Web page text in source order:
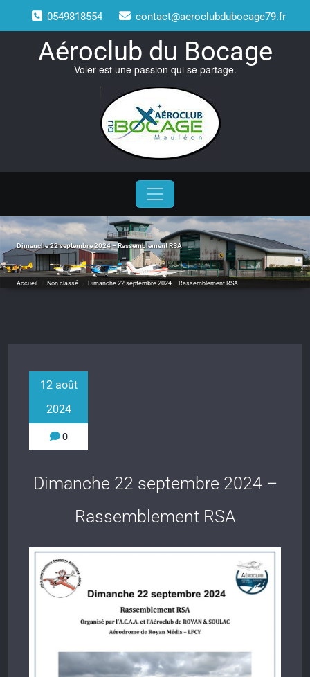
content
0549818554 contact@aeroclubdubocage79.fr
Aéroclub du Bocage
Voler est une passion qui se partage.
Dimanche 22 septembre 2024 – Rassemblement RSA
Accueil Non classé Dimanche 22 septembre 2024 – Rassemblement RSA
12 août
2024
0
Dimanche 22 septembre 2024 –
Rassemblement RSA